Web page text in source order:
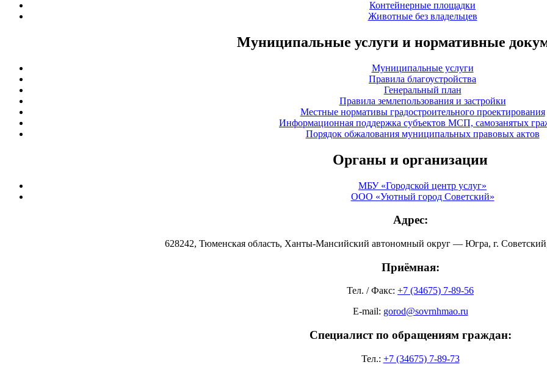
Контейнерные площадки
Животные без владельцев
Муниципальные услуги и нормативные
Муниципальные услуги
Правила благоустройства
Генеральный план
Правила землепользования и застройки
Местные нормативы градостроительного проектирования
Информационная поддержка субъектов МСП, самозанятых
Порядок обжалования муниципальных правовых актов
Органы и организации
МБУ «Городской центр услуг»
ООО «Уютный город Советский»
Адрес:
628242, Тюменская область, Ханты-Мансийский автономный округ — Югра, г.
Приёмная:
Тел. / Факс: +7 (34675) 7-89-56
E-mail: gorod@sovrnhmao.ru
Специалист по обращениям граждан:
Тел.: +7 (34675) 7-89-73